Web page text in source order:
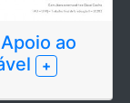
ao
+